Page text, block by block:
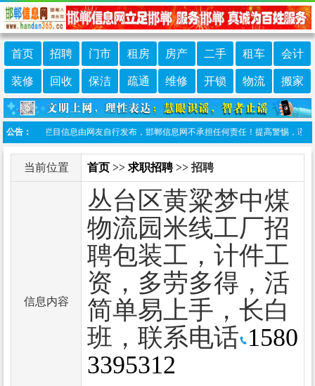
首页 招聘 门市 租房 房产 二手 租车 会计
装修 回收 保洁 疏通 维修 开锁 物流 搬家
公告：
声明：本栏目信息由网友自行发布，邯郸信息网不承担任何责任！提高警惕，谨防
当前位置 首页 >> 求职招聘>> 招聘
信息内容
丛台区黄粱梦中煤
物流园米线工厂招
聘包装工，计件工
资，多劳多得，活
简单易上手，长白
班，联系电话 1580
3395312